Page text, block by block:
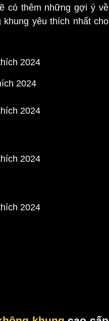
có thêm những gợi ý về
yêu thích nhất cho
2024